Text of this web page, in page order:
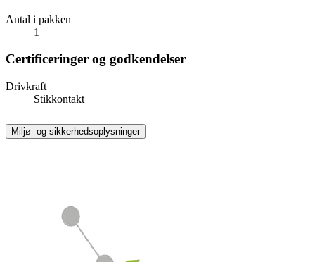
Antal i pakken
1
Certificeringer og godkendelser
Drivkraft
Stikkontakt
Miljø- og sikkerhedsoplysninger